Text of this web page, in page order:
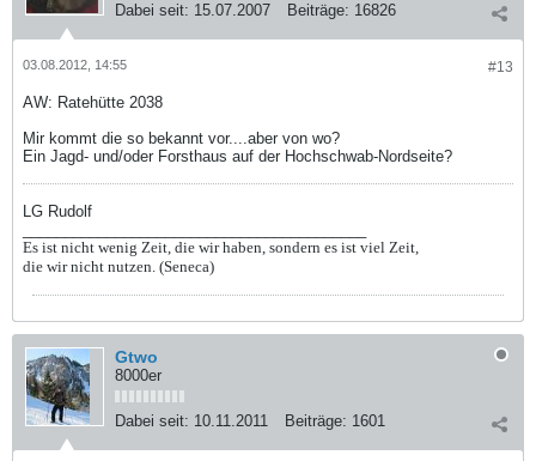
Dabei seit: 15.07.2007 Beiträge: 16826
#13
03.08.2012, 14:55
AW: Ratehütte 2038
Mir kommt die so bekannt vor....aber von wo?
Ein Jagd- und/oder Forsthaus auf der Hochschwab-Nordseite?
LG Rudolf
Es ist nicht wenig Zeit, die wir haben, sondern es ist viel Zeit,
die wir nicht nutzen. (Seneca)
Gtwo
8000er
Dabei seit: 10.11.2011 Beiträge: 1601